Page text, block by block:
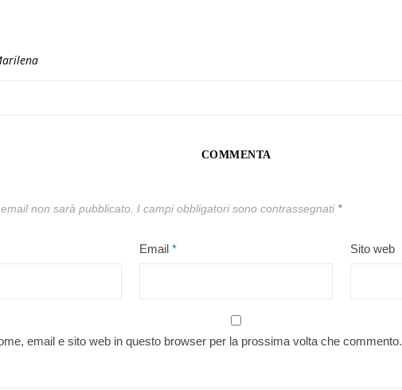
COMMENTA
non sarà pubblicato. I campi obbligatori sono contrassegnati *
Email * Sito web
email e sito web in questo browser per la prossima volta che commento.